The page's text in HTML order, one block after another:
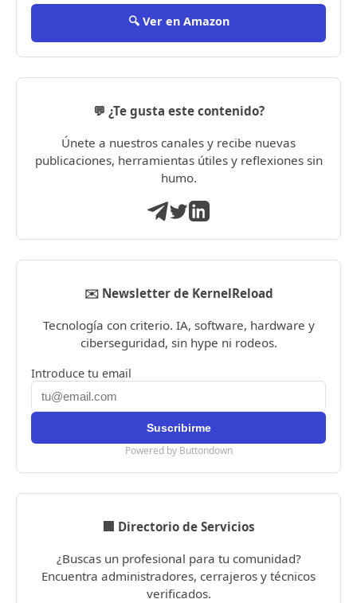
🔍 Ver en Amazon
💬 ¿Te gusta este contenido?
Únete a nuestros canales y recibe nuevas
publicaciones, herramientas útiles y reflexiones sin
humo.
✉️ Newsletter de KernelReload
Tecnología con criterio. IA, software, hardware y
ciberseguridad, sin hype ni rodeos.
Introduce tu email
Powered by Buttondown
🏢 Directorio de Servicios
¿Buscas un profesional para tu comunidad?
Encuentra administradores, cerrajeros y técnicos
verificados.